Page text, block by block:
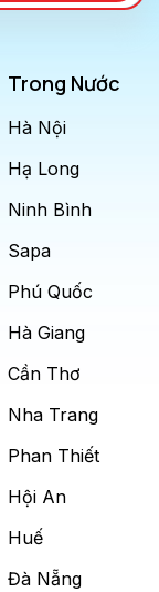
Trong Nước
Hà Nội
Hạ Long
Ninh Bình
Sapa
Phú Quốc
Hà Giang
Cần Thơ
Nha Trang
Phan Thiết
Hội An
Huế
Đà Nẵng